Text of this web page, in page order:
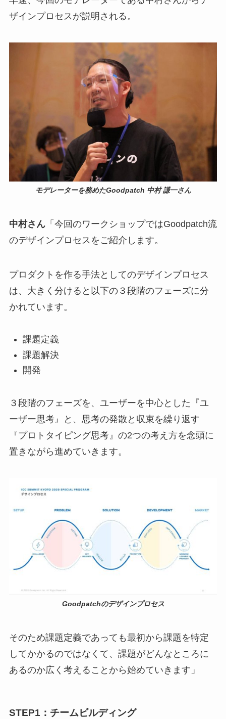
ザインプロセスが説明される。
モデレーターを務めたGoodpatch 中村 謙一さん
中村さん「今回のワークショップではGoodpatch流
のデザインプロセスをご紹介します。
プロダクトを作る手法としてのデザインプロセス
は、大きく分けると以下の３段階のフェーズに分
かれています。
課題定義
課題解決
開発
３段階のフェーズを、ユーザーを中心とした『ユ
ーザー思考』と、思考の発散と収束を繰り返す
『プロトタイピング思考』の2つの考え方を念頭に
置きながら進めていきます。
Goodpatchのデザインプロセス
そのため課題定義であっても最初から課題を特定
してかかるのではなくて、課題がどんなところに
あるのか広く考えることから始めていきます」
STEP1：チームビルディング